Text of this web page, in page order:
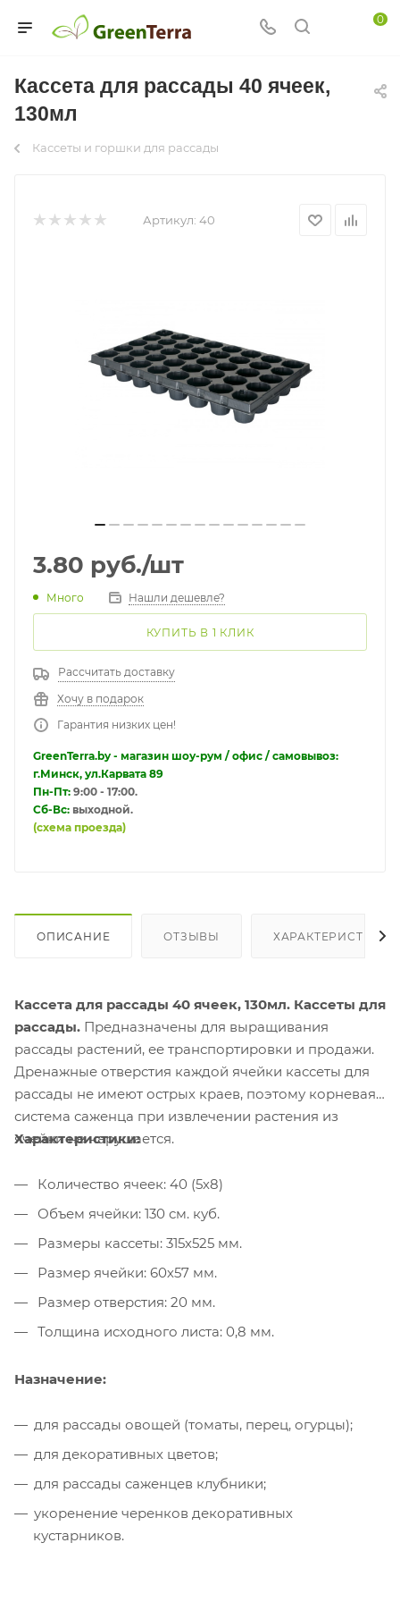
0
Кассета для рассады 40 ячеек,
130мл
Кассеты и горшки для рассады
Артикул: 40
3.80 руб./шт
Много Нашли дешевле?
КУПИТЬ В 1 КЛИК
Рассчитать доставку
Хочу в подарок
Гарантия низких цен!
GreenTerra.by - магазин шоу-рум / офис / самовывоз:
г.Минск, ул.Карвата 89
Пн-Пт: 9:00 - 17:00.
Сб-Вс: выходной.
(схема проезда)
ОПИСАНИЕ ОТЗЫВЫ ХАРАКТЕРИСТИКИ
Кассета для рассады 40 ячеек, 130мл. Кассеты для
рассады. Предназначены для выращивания
рассады растений, ее транспортировки и продажи.
Дренажные отверстия каждой ячейки кассеты для
рассады не имеют острых краев, поэтому корневая
система саженца при извлечении растения из
ячейки не нарушается.
Характеристики:
Количество ячеек: 40 (5х8)
Объем ячейки: 130 см. куб.
Размеры кассеты: 315х525 мм.
Размер ячейки: 60х57 мм.
Размер отверстия: 20 мм.
Толщина исходного листа: 0,8 мм.
Назначение:
для рассады овощей (томаты, перец, огурцы);
для декоративных цветов;
для рассады саженцев клубники;
укоренение черенков декоративных
кустарников.